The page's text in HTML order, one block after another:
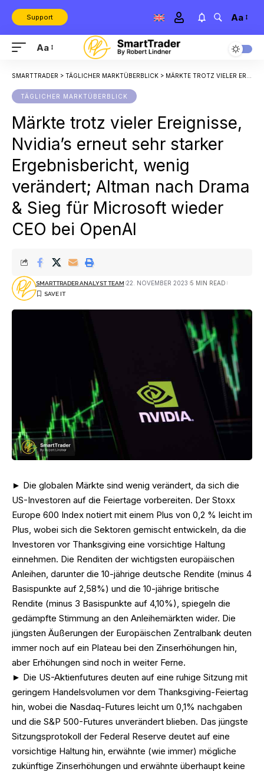
Support Aa
Aa
SMARTTRADER > TÄGLICHER MARKTÜBERBLICK > MÄRKTE TROTZ VIELER EREIGNISSE, NVIDIA’S ERNEUT SEHR STARKER ERGEBNISBERICHT, WENIG VERÄNDERT; ALTMAN NACH DRAMA & SIEG FÜR MICROSOFT WIEDER CEO BEI OPENAI
TÄGLICHER MARKTÜBERBLICK
Märkte trotz vieler Ereignisse,
Nvidia’s erneut sehr starker
Ergebnisbericht, wenig
verändert; Altman nach Drama
& Sieg für Microsoft wieder
CEO bei OpenAI
SMARTTRADER ANALYST TEAM 22. NOVEMBER 2023 5 MIN READ
► Die globalen Märkte sind wenig verändert, da sich die
US-Investoren auf die Feiertage vorbereiten. Der Stoxx
Europe 600 Index notiert mit einem Plus von 0,2 % leicht im
Plus, wobei sich die Sektoren gemischt entwickeln, da die
Investoren vor Thanksgiving eine vorsichtige Haltung
einnehmen. Die Renditen der wichtigsten europäischen
Anleihen, darunter die 10-jährige deutsche Rendite (minus 4
Basispunkte auf 2,58%) und die 10-jährige britische
Rendite (minus 3 Basispunkte auf 4,10%), spiegeln die
gedämpfte Stimmung an den Anleihemärkten wider. Die
jüngsten Äußerungen der Europäischen Zentralbank deuten
immer noch auf ein Plateau bei den Zinserhöhungen hin,
aber Erhöhungen sind noch in weiter Ferne.
► Die US-Aktienfutures deuten auf eine ruhige Sitzung mit
geringem Handelsvolumen vor dem Thanksgiving-Feiertag
hin, wobei die Nasdaq-Futures leicht um 0,1% nachgaben
und die S&P 500-Futures unverändert blieben. Das jüngste
Sitzungsprotokoll der Federal Reserve deutet auf eine
vorsichtige Haltung hin, erwähnte (wie immer) mögliche
zukünftige Zinserhöhungen und erwähnte überhaupt keine